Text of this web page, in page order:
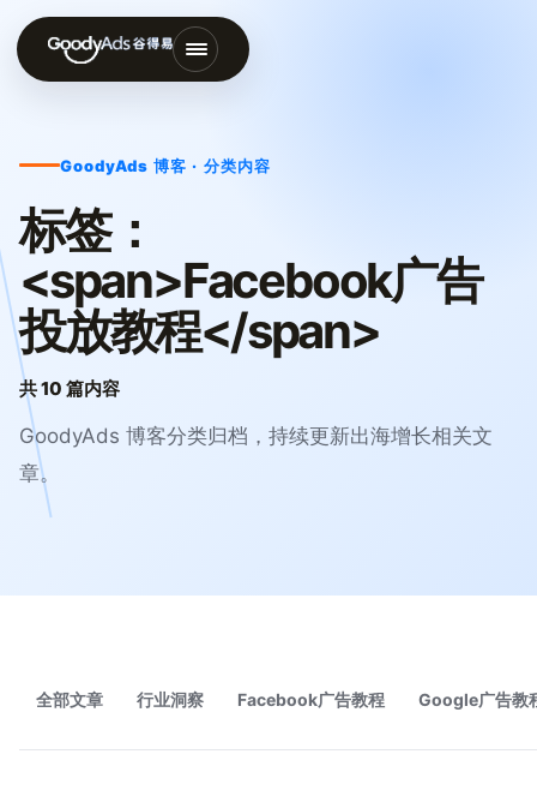
打
航
GoodyAds 博客 · 分类内容
标签：
<span>Facebook广告
投放教程</span>
共 10 篇内容
GoodyAds 博客分类归档，持续更新出海增长相关文
章。
全部文章 行业洞察 Facebook广告教程 Google广告教